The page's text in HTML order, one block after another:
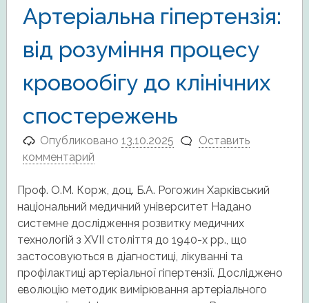
Артеріальна гіпертензія:
від розуміння процесу
кровообігу до клінічних
спостережень
Опубликовано13.10.2025
Оставить
комментарий
Проф. О.М. Корж, доц. Б.А. Рогожин Харківський
національний медичний університет Надано
системне дослідження розвитку медичних
технологій з XVII століття до 1940-х рр., що
застосовуються в діагностиці, лікуванні та
профілактиці артеріальної гіпертензії. Досліджено
еволюцію методик вимірювання артеріального